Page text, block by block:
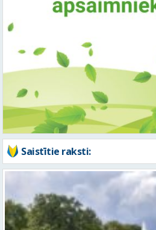
Saistītie raksti: